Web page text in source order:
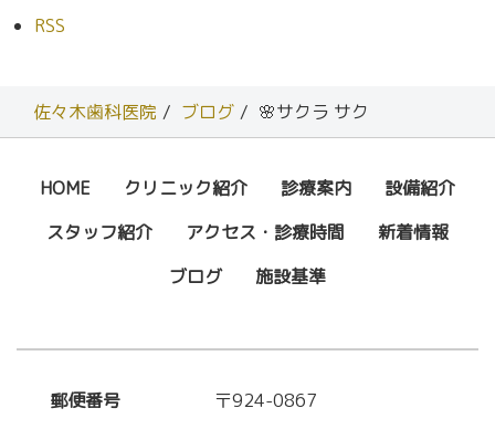
RSS
佐々木歯科医院 ブログ 🌸サクラ サク
HOME クリニック紹介 診療案内
設備紹介
スタッフ紹介
アクセス・診療時間
新着情報
ブログ
施設基準
郵便番号 〒924-0867